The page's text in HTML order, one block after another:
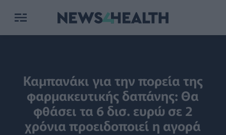
Καμπανάκι για την πορεία της
φαρμακευτικής δαπάνης: Θα
φθάσει τα 6 δισ. ευρώ σε 2
χρόνια προειδοποιεί η αγορά